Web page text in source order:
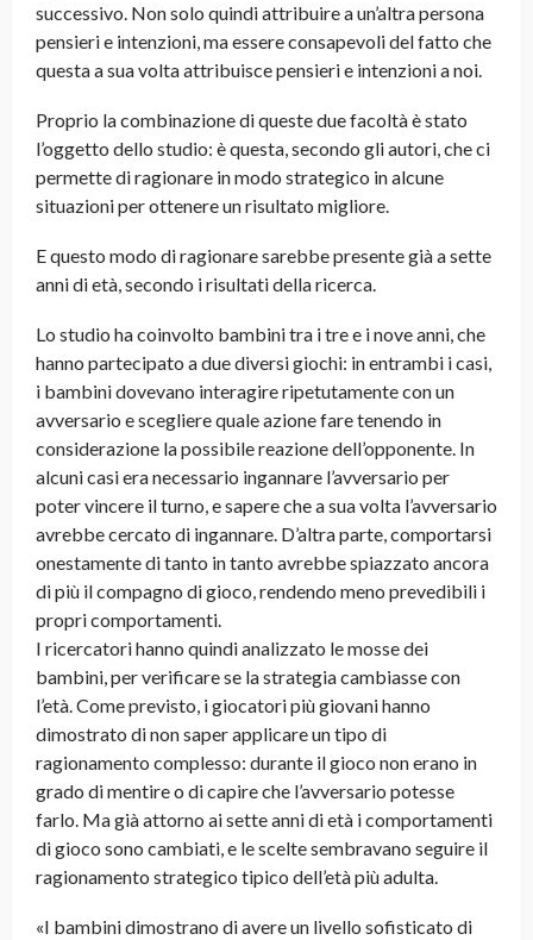
successivo. Non solo quindi attribuire a un’altra persona
pensieri e intenzioni, ma essere consapevoli del fatto che
questa a sua volta attribuisce pensieri e intenzioni a noi.
Proprio la combinazione di queste due facoltà è stato
l’oggetto dello studio: è questa, secondo gli autori, che ci
permette di ragionare in modo strategico in alcune
situazioni per ottenere un risultato migliore.
E questo modo di ragionare sarebbe presente già a sette
anni di età, secondo i risultati della ricerca.
Lo studio ha coinvolto bambini tra i tre e i nove anni, che
hanno partecipato a due diversi giochi: in entrambi i casi,
i bambini dovevano interagire ripetutamente con un
avversario e scegliere quale azione fare tenendo in
considerazione la possibile reazione dell’opponente. In
alcuni casi era necessario ingannare l’avversario per
poter vincere il turno, e sapere che a sua volta l’avversario
avrebbe cercato di ingannare. D’altra parte, comportarsi
onestamente di tanto in tanto avrebbe spiazzato ancora
di più il compagno di gioco, rendendo meno prevedibili i
propri comportamenti.
I ricercatori hanno quindi analizzato le mosse dei
bambini, per verificare se la strategia cambiasse con
l’età. Come previsto, i giocatori più giovani hanno
dimostrato di non saper applicare un tipo di
ragionamento complesso: durante il gioco non erano in
grado di mentire o di capire che l’avversario potesse
farlo. Ma già attorno ai sette anni di età i comportamenti
di gioco sono cambiati, e le scelte sembravano seguire il
ragionamento strategico tipico dell’età più adulta.
«I bambini dimostrano di avere un livello sofisticato di